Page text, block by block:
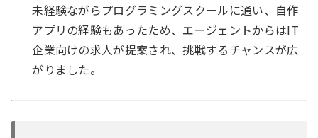
未経験ながらプログラミングスクールに通い、自作
アプリの経験もあったため、エージェントからはIT
企業向けの求人が提案され、挑戦するチャンスが広
がりました。